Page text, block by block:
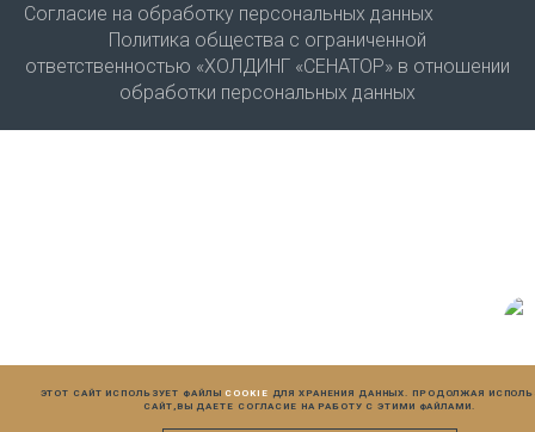
Согласие на обработку персональных данных
Политика общества с ограниченной
ответственностью «ХОЛДИНГ «СЕНАТОР» в отношении
обработки персональных данных
ЭТОТ САЙТ ИСПОЛЬЗУЕТ ФАЙЛЫ COOKIE ДЛЯ ХРАНЕНИЯ ДАННЫХ. ПРОДОЛЖАЯ
САЙТ, ВЫ ДАЕТЕ СОГЛАСИЕ НА РАБОТУ С ЭТИМИ ФАЙЛАМИ.